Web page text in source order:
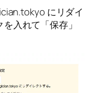
にリダイ
入れて「保存」